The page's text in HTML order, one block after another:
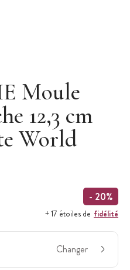
Moule
12,3 cm
World
- 20%
+ 17 étoiles de fidélité
Changer